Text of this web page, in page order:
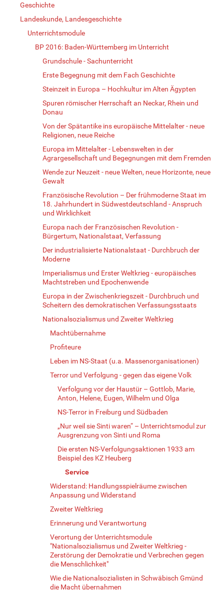
Geschichte
Landeskunde, Landesgeschichte
Unterrichtsmodule
BP 2016: Baden-Württemberg im Unterricht
Grundschule - Sachunterricht
Erste Begegnung mit dem Fach Geschichte
Steinzeit in Europa – Hochkultur im Alten Ägypten
Spuren römischer Herrschaft an Neckar, Rhein und
Donau
Von der Spätantike ins europäische Mittelalter - neue
Religionen, neue Reiche
Europa im Mittelalter - Lebenswelten in der
Agrargesellschaft und Begegnungen mit dem Fremden
Wende zur Neuzeit - neue Welten, neue Horizonte, neue
Gewalt
Französische Revolution – Der frühmoderne Staat im
18. Jahrhundert in Südwestdeutschland - Anspruch
und Wirklichkeit
Europa nach der Französischen Revolution -
Bürgertum, Nationalstaat, Verfassung
Der industrialisierte Nationalstaat - Durchbruch der
Moderne
Imperialismus und Erster Weltkrieg - europäisches
Machtstreben und Epochenwende
Europa in der Zwischenkriegszeit - Durchbruch und
Scheitern des demokratischen Verfassungsstaats
Nationalsozialismus und Zweiter Weltkrieg
Machtübernahme
Profiteure
Leben im NS-Staat (u.a. Massenorganisationen)
Terror und Verfolgung - gegen das eigene Volk
Verfolgung vor der Haustür – Gottlob, Marie,
Anton, Helene, Eugen, Wilhelm und Olga
NS-Terror in Freiburg und Südbaden
„Nur weil sie Sinti waren“ – Unterrichtsmodul zur
Ausgrenzung von Sinti und Roma
Die ersten NS-Verfolgungsaktionen 1933 am
Beispiel des KZ Heuberg
Service
Widerstand: Handlungsspielräume zwischen
Anpassung und Widerstand
Zweiter Weltkrieg
Erinnerung und Verantwortung
Verortung der Unterrichtsmodule
"Nationalsozialismus und Zweiter Weltkrieg -
Zerstörung der Demokratie und Verbrechen gegen
die Menschlichkeit"
Wie die Nationalsozialisten in Schwäbisch Gmünd
die Macht übernahmen